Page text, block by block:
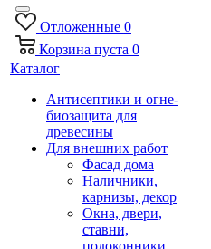
Отложенные 0
Корзина пуста 0
Каталог
Антисептики и огне-
биозащита для
древесины
Для внешних работ
Фасад дома
Наличники,
карнизы, декор
Окна, двери,
ставни,
подоконники